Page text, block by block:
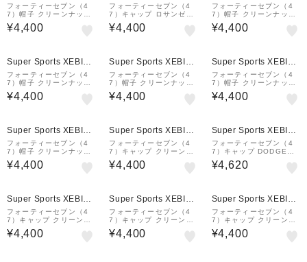
&mall店
フォーティーセブン（4
7）帽子 クリーンナップ
DOG チワワ ブラック 1
4920369
¥4,400
&mall店
フォーティーセブン（4
7）キャップ ロサンゼル
ス ドジャースA 緑 56-6
0cm B-RGW12GWSNL-
¥4,400
&mall店
フォーティーセブン（4
7）帽子 クリーンナップ
DOG チワワ カーキ 149
20368
¥4,400
Super Sports XEBIO
&mall店
フォーティーセブン（4
7）帽子 クリーンナップ
DOG ブルドッグ ラベン
ダー 14920365
¥4,400
Super Sports XEBIO
&mall店
フォーティーセブン（4
7）帽子 クリーンナップ
DOG 柴犬 ココナッツ 1
4920358
¥4,400
Super Sports XEBIO
&mall店
フォーティーセブン（4
7）帽子 クリーンナップ
DOG ダックスフンド ボ
ーン 14920367
¥4,400
Super Sports XEBIO
&mall店
フォーティーセブン（4
7）帽子 クリーンナップ
DOG ブルドッグ サンダ
ルウッド 14920364
¥4,400
Super Sports XEBIO
&mall店
フォーティーセブン（4
7）キャップ クリーンナ
ップ HEART ハート ネ
イビー 14920373
¥4,400
Super Sports XEBIO
&mall店
フォーティーセブン（4
7）キャップ DODGERS
MVP KHAKI×WHITE L
OGO B-MVP12WBV-K
¥4,620
Super Sports XEBIO
&mall店
フォーティーセブン（4
7）キャップ クリーンナ
ップ ニューヨーク・ヤン
キース WELL-WORN ラ
¥4,400
Super Sports XEBIO
&mall店
フォーティーセブン（4
7）キャップ クリーンナ
ップ B-RGW02GWS-NT
D ボストン・レッドソッ
¥4,400
Super Sports XEBIO
&mall店
フォーティーセブン（4
7）キャップ クリーンナ
ップ B-RGW17GWS-M
SE ニューヨーク・ヤン
¥4,400